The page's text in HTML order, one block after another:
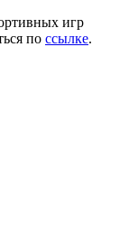
игр
по ссылке.